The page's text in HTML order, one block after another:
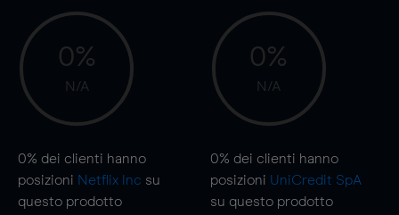
0%
N/A
0% dei clienti hanno
posizioni Netflix Inc su
questo prodotto
0%
N/A
0% dei clienti hanno
posizioni UniCredit SpA
su questo prodotto